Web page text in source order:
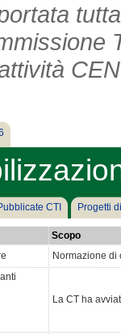
CTI Progetti
Scopo
Normazione di
La CT ha